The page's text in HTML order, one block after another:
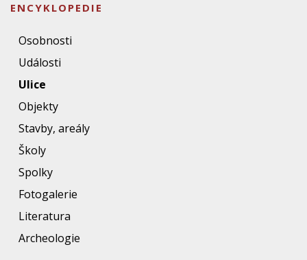
ENCYKLOPEDIE
Osobnosti
Události
Ulice
Objekty
Stavby, areály
Školy
Spolky
Fotogalerie
Literatura
Archeologie